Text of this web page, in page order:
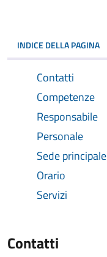
INDICE DELLA PAGINA
Contatti
Competenze
Responsabile
Personale
Sede principale
Orario
Servizi
Contatti